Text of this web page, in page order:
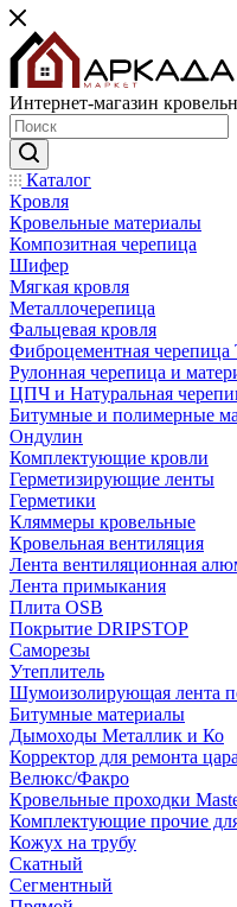
Интернет-магазин
Каталог
Кровля
Кровельные материалы
Композитная черепица
Шифер
Мягкая кровля
Металлочерепица
Фальцевая кровля
Фиброцементная
Рулонная черепица и
ЦПЧ и Натуральная
Битумные и полимерные
Ондулин
Комплектующие кровли
Герметизирующие ленты
Герметики
Кляммеры кровельные
Кровельная вентиляция
Лента вентиляционная
Лента примыкания
Плита OSB
Покрытие DRIPSTOP
Саморезы
Утеплитель
Шумоизолирующая лента
Битумные материалы
Дымоходы Металлик и Ко
Корректор для ремонта
Велюкс/Факро
Кровельные проходки
Комплектующие прочие
Кожух на трубу
Скатный
Сегментный